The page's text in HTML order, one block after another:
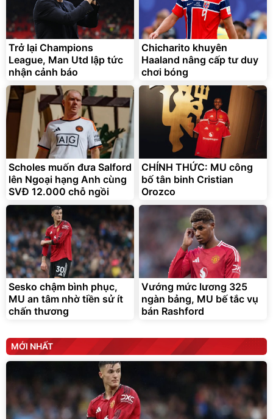
Bạt phủ xe ô tô cao cấp,
tráng nhôm 03 lớp
392.000đ
325.000đ
Đã bán nhiều
Xe đạp điện trợ lực G-
Force C14 gấp gọn bỏ cốp
9.900.000
7.092.000đ
Đang xem nhiều
G-FORCE VIETNA
Trở lại Champions
League, Man Utd lập tức
nhận cảnh báo
Chicharito khuyên
Haaland nâng cấp tư duy
chơi bóng
Scholes muốn đưa Salford
lên Ngoại hạng Anh cùng
SVĐ 12.000 chỗ ngồi
CHÍNH THỨC: MU công
bố tân binh Cristian
Orozco
Sesko chậm bình phục,
MU an tâm nhờ tiền sử ít
chấn thương
Vướng mức lương 325
ngàn bảng, MU bế tắc vụ
bán Rashford
MỚI NHẤT